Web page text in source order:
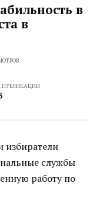
в
в
ПУБЛИКАЦИИ
избиратели
службы
работу по